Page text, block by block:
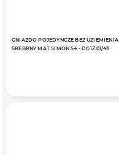
GNIAZDO POJEDYNCZE BEZ UZIEMIENIA
SREBRNY MAT SIMON 54 - DG1Z.01/43